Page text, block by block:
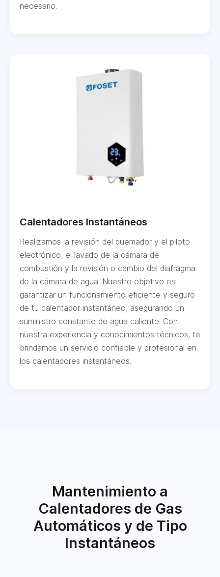
necesario.
Calentadores Instantáneos
Realizamos la revisión del quemador y el piloto
electrónico, el lavado de la cámara de
combustión y la revisión o cambio del diafragma
de la cámara de agua. Nuestro objetivo es
garantizar un funcionamiento eficiente y seguro
de tu calentador instantáneo, asegurando un
suministro constante de agua caliente. Con
nuestra experiencia y conocimientos técnicos, te
brindamos un servicio confiable y profesional en
los calentadores instantáneos.
Mantenimiento a
Calentadores de Gas
Automáticos y de Tipo
Instantáneos